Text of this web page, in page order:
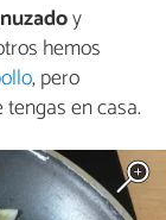
y
hemos
, pero
en casa.